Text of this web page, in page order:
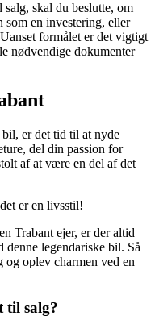
skal du beslutte, om
en investering, eller
formålet er det vigtigt
nødvendige dokumenter
er det tid til at nyde
del din passion for
af at være en del af det
er en livsstil!
Trabant ejer, er der altid
denne legendariske bil. Så
oplev charmen ved en
til salg?